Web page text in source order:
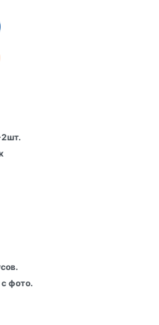
фото.